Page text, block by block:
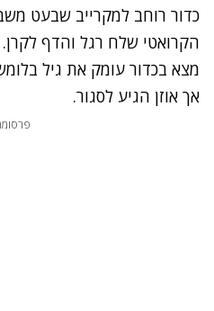
כדור רוחב למקרייב שבעט
מצא בכדור עומק את גיל
אך אוזן הגיע לסגור.